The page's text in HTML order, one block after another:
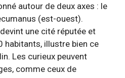
autour de deux axes : le
(est-ouest).
une cité réputée et
habitants, illustre bien ce
Les curieux peuvent
comme ceux de